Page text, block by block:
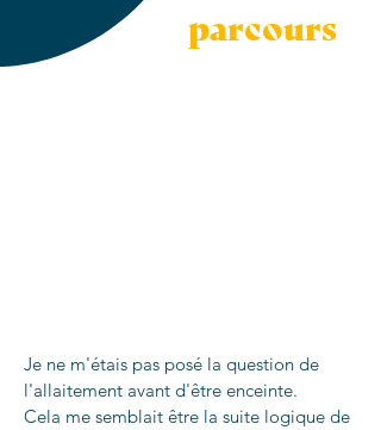
parcours
Je ne m'étais pas posé la question de
l'allaitement avant d'être enceinte.
Cela me semblait être la suite logique de